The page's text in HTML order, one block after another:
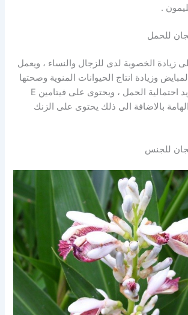
.
للحمل
زيادة الخصوبة لدى للزجال والنساء ، ويعمل
وزيادة انتاج الحيوانات المنوية وصحتها
بالاضافة الى ذلك يحتوى على الزنك
للجنس